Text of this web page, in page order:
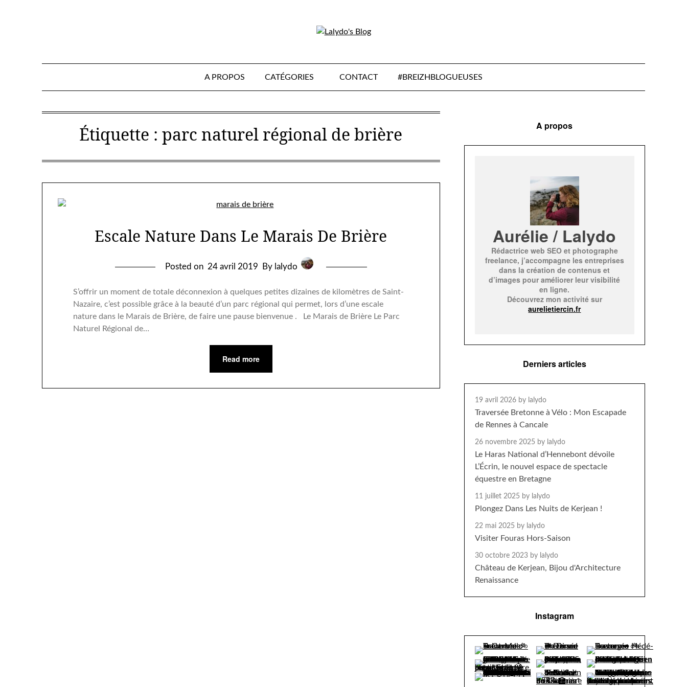
A PROPOS CATÉGORIES CONTACT #BREIZHBLOGUEUSES
Étiquette :parc naturel régional de brière
Escale Nature Dans Le Marais De Brière
Posted on 24 avril 2019 By lalydo
S’offrir un moment de totale déconnexion à quelques petites dizaines de kilomètres de Saint-
Nazaire, c’est possible grâce à la beauté d’un parc régional qui permet, lors d’une escale
nature dans le Marais de Brière, de faire une pause bienvenue . Le Marais de Brière Le Parc
Naturel Régional de…
Read more
A propos
Aurélie / Lalydo
Rédactrice web SEO et photographe
freelance, j’accompagne les entreprises
dans la création de contenus et
d’images pour améliorer leur visibilité
en ligne.
Découvrez mon activité sur
aurelietiercin.fr
Derniers articles
19 avril 2026 by lalydo
Traversée Bretonne à Vélo : Mon Escapade
de Rennes à Cancale
26 novembre 2025 by lalydo
Le Haras National d’Hennebont dévoile
L’Écrin, le nouvel espace de spectacle
équestre en Bretagne
11 juillet 2025 by lalydo
Plongez Dans Les Nuits de Kerjean !
22 mai 2025 by lalydo
Visiter Fouras Hors-Saison
30 octobre 2023 by lalydo
Château de Kerjean, Bijou d'Architecture
Renaissance
Instagram